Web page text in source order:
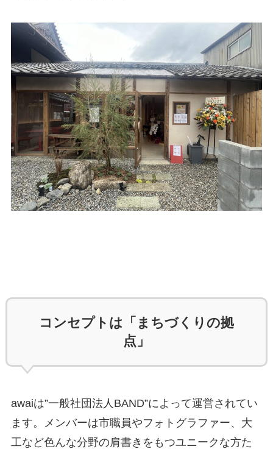
コンセプトは「まちづくりの拠
点」
awaiは”一般社団法人BAND”によって運営されてい
ます。メンバーは市職員やフォトグラファー、大
工など色んな分野の肩書きをもつユニークな方た